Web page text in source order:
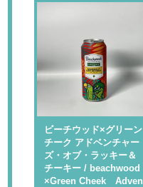
ビーチウッド×グリーン
チーク アドベンチャー
ズ・オブ・ラッキー＆
チーキー / beachwood
×Green Cheek Adven